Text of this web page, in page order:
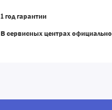
1 год гарантии
В сервисных центрах